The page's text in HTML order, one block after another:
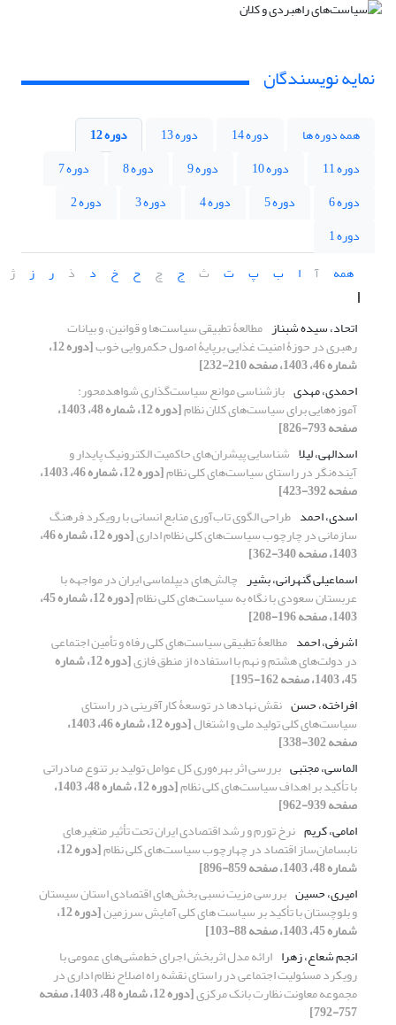
نمایه نویسندگان
همه دوره ها دوره 14 دوره 13
دوره 12
دوره 11
دوره 10 دوره 9 دوره 8
دوره 7
دوره 6
دوره 5 دوره 4 دوره 3
دوره 2
دوره 1
همه
آ ا ب پ ت ث ج چ ح خ د ذ ر ز ژ
ا
اتحاد، سیده شبناز مطالعۀ تطبیقی سیاست‌ها و قوانین، و بیانات
رهبری در حوزۀ امنیت غذایی برپایۀ اصول حکمروایی خوب [دوره 12،
شماره 46، 1403، صفحه 210-232]
احمدی، مهدی بازشناسی موانع سیاست‌گذاری شواهدمحور:
آموزه‌هایی برای سیاست‌های کلان نظام [دوره 12، شماره 48، 1403،
صفحه 793-826]
اسدالهی، لیلا شناسایی پیشران‌های حاکمیت الکترونیک پایدار و
آینده‌نگر در راستای سیاست‌های کلی نظام [دوره 12، شماره 46، 1403،
صفحه 392-423]
اسدی، احمد طراحی الگوی تاب‌آوری منابع انسانی با رویکرد فرهنگ
سازمانی در چارچوب سیاست‌های کلی نظام اداری [دوره 12، شماره 46،
1403، صفحه 340-362]
اسماعیلی گنهرانی، بشیر چالش‌های دیپلماسی ایران در مواجهه با
عربستان سعودی با نگاه به سیاست‌های کلی نظام [دوره 12، شماره 45،
1403، صفحه 196-208]
اشرفی، احمد مطالعۀ تطبیقی سیاست‌های کلی رفاه و تأمین اجتماعی
در دولت‌های هشتم و نهم با استفاده از منطق فازی [دوره 12، شماره
45، 1403، صفحه 162-195]
افراخته، حسن نقش نهادها در توسعۀ کارآفرینی در راستای
سیاست‌های کلی تولید ملی و اشتغال [دوره 12، شماره 46، 1403،
صفحه 302-338]
الماسی، مجتبی بررسی اثر بهره‌وری کل عوامل تولید بر تنوع صادراتی
با تأکید بر اهداف سیاست‌های کلی نظام [دوره 12، شماره 48، 1403،
صفحه 939-962]
امامی، کریم نرخ تورم و رشد اقتصادی ایران تحت تأثیر متغیرهای
نابسامان‌ساز اقتصاد در چهارچوب سیاست‌های کلی نظام [دوره 12،
شماره 48، 1403، صفحه 859-896]
امیری، حسین بررسی مزیت نسبی بخش‌های اقتصادی استان سیستان
و بلوچستان با تأکید بر سیاست های کلی آمایش سرزمین [دوره 12،
شماره 45، 1403، صفحه 88-103]
انجم شعاع، زهرا ارائه مدل اثربخش اجرای خط‌مشی‌های عمومی با
رویکرد مسئولیت اجتماعی در راستای نقشه راه اصلاح نظام اداری در
مجموعه معاونت نظارت بانک مرکزی [دوره 12، شماره 48، 1403، صفحه
757-792]